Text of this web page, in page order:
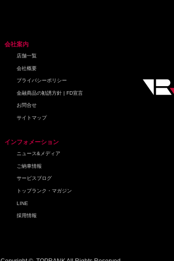
会社案内
店舗一覧
会社概要
プライバシーポリシー
金融商品の勧誘方針 | FD宣言
お問合せ
サイトマップ
インフォメーション
ニュース&メディア
ご納車情報
サービスブログ
トップランク・マガジン
LINE
採用情報